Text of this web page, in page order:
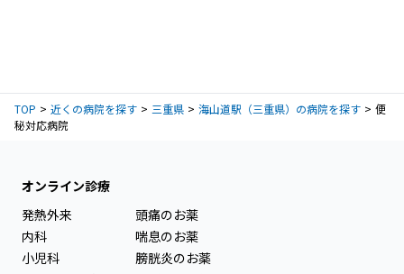
TOP 近くの病院を探す 三重県 海山道駅（三重県）の病院を探す
便
秘対応病院
オンライン診療
発熱外来
内科
小児科
頭痛のお薬
喘息のお薬
膀胱炎のお薬